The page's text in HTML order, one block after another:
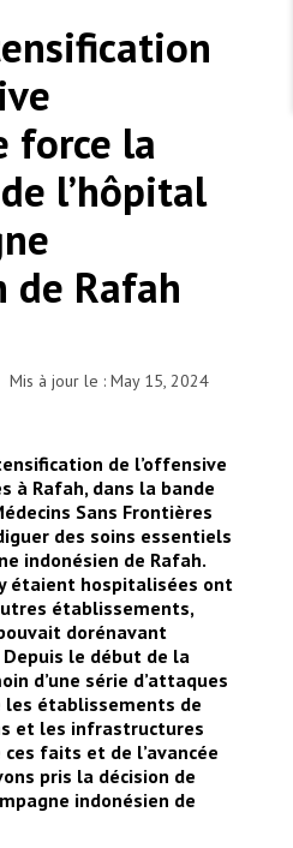
obligation de protéger les
de santé en temps
conséquences et intervention
qui en dit long.
ou logisticienne
force la
l’hôpital
de Rafah
Mis à jour le : May 15, 2024
de l’offensive
à Rafah, dans la bande
Sans Frontières
des soins essentiels
indonésien de Rafah.
étaient hospitalisées ont
établissements,
dorénavant
le début de la
d’une série d’attaques
établissements de
et les infrastructures
faits et de l’avancée
pris la décision de
indonésien de